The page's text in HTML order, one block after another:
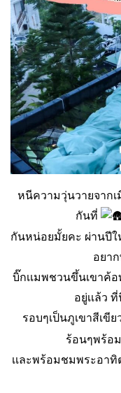
หนีความวุ่นวายจาก
กันที่
กันหน่อยมั้ยคะ ผ่านปีใ
อยา
บิ๊กเเมพชวนขึ้นเขาค้
อยู่เเล้ว
รอบๆเป็นภูเขาสีเขี
ร้อนๆพร้อ
เเละพร้อมชมพระอา